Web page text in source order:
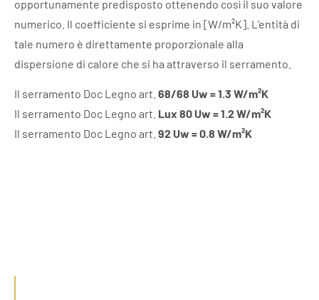
opportunamente predisposto ottenendo così il suo valore
numerico. Il coefficiente si esprime in [W/m²K]. L’entità di
tale numero è direttamente proporzionale alla
dispersione di calore che si ha attraverso il serramento.
Il serramento Doc Legno art. 68/68 Uw = 1.3 W/m²K
Il serramento Doc Legno art. Lux 80 Uw = 1.2 W/m²K
Il serramento Doc Legno art. 92 Uw = 0.8 W/m²K